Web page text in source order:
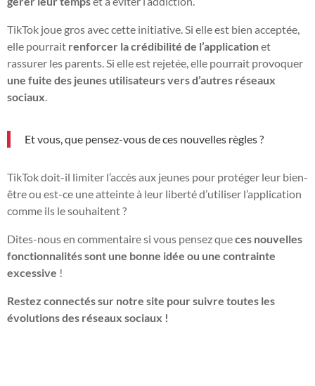
TikTok joue gros avec cette initiative. Si elle est bien acceptée,
elle pourrait renforcer la crédibilité de l’applicationet
rassurer les parents. Si elle est rejetée, elle pourrait provoquer
une fuite des jeunes utilisateurs vers d’autres réseaux
sociaux
Et vous, que pensez-vous de ces nouvelles règles ?
TikTok doit-il limiter l’accès aux jeunes pour protéger leur bien-
être ou est-ce une atteinte à leur liberté d’utiliser l’application
comme ils le souhaitent ?
Dites-nous en commentaire si vous pensez queces nouvelles
fonctionnalités sont une bonne idée ou une contrainte
excessive !
Restez connectés sur notre site pour suivre toutes les
évolutions des réseaux sociaux !